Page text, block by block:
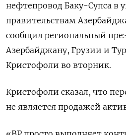
нефтепровод Баку-Супса в
правительствам
⁠сообщил ‌региональный
Азербайджану, Грузии и
Кристофоли во ​вторник.
Кристофоли сказал, ‌что
не является продажей